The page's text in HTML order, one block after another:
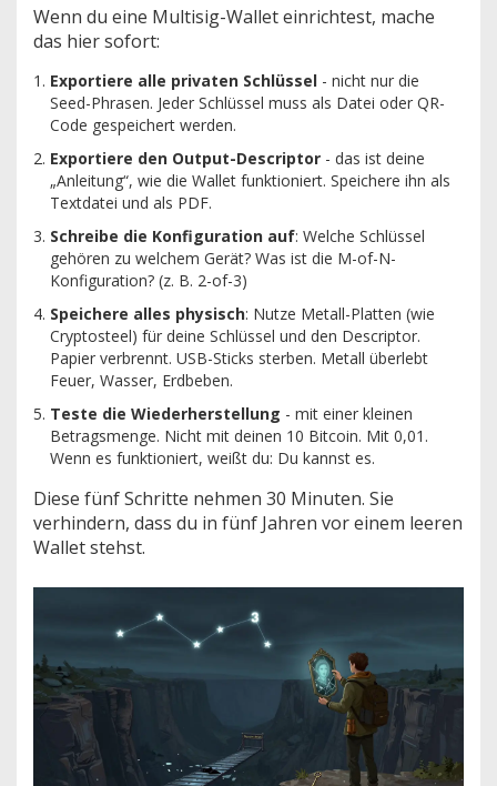
Wenn du eine Multisig-Wallet einrichtest, mache
das hier sofort:
Exportiere alle privaten Schlüssel - nicht nur die
Seed-Phrasen. Jeder Schlüssel muss als Datei oder QR-
Code gespeichert werden.
Exportiere den Output-Descriptor - das ist deine
„Anleitung“, wie die Wallet funktioniert. Speichere ihn als
Textdatei und als PDF.
Schreibe die Konfiguration auf: Welche Schlüssel
gehören zu welchem Gerät? Was ist die M-of-N-
Konfiguration? (z. B. 2-of-3)
Speichere alles physisch: Nutze Metall-Platten (wie
Cryptosteel) für deine Schlüssel und den Descriptor.
Papier verbrennt. USB-Sticks sterben. Metall überlebt
Feuer, Wasser, Erdbeben.
Teste die Wiederherstellung - mit einer kleinen
Betragsmenge. Nicht mit deinen 10 Bitcoin. Mit 0,01.
Wenn es funktioniert, weißt du: Du kannst es.
Diese fünf Schritte nehmen 30 Minuten. Sie
verhindern, dass du in fünf Jahren vor einem leeren
Wallet stehst.